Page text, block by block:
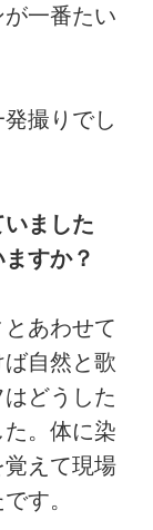
一番たい
撮りでし
ました
すか？
あわせて
自然と歌
どうした
。体に染
えて現場
す。